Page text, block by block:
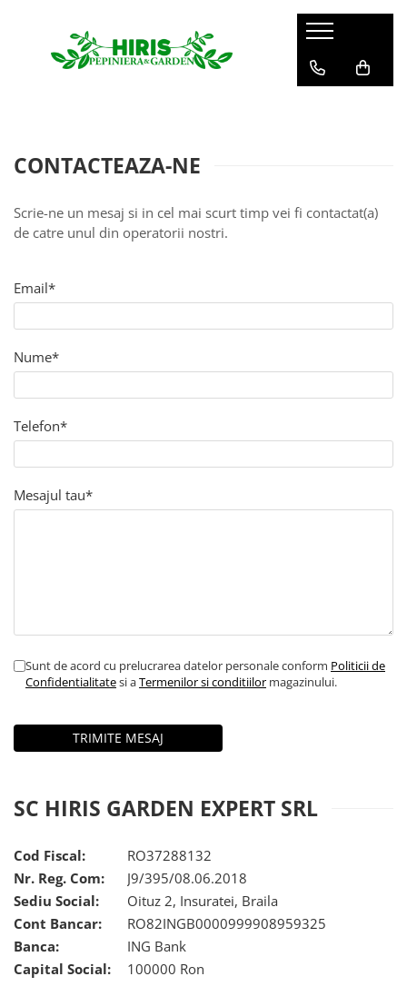
Servicii
profesionale
și gazon rulou
Mentenanță Spații Verzi pentru
Sisteme de irigații și aspersie –
montaj profesional
Curățenie spații exterioare
CONTACTEAZA-NE
Scrie-ne un mesaj si in cel mai scurt timp vei fi contactat(a)
de catre unul din operatorii nostri.
Email*
Nume*
Telefon*
Mesajul tau*
Sunt de acord cu prelucrarea datelor personale conform Politicii de
Confidentialitatesi aTermenilor si conditiilor magazinului.
SC HIRIS GARDEN EXPERT SRL
Cod Fiscal:
RO37288132
Nr. Reg. Com:
J9/395/08.06.2018
Sediu Social:
Oituz 2, Insuratei, Braila
Cont Bancar:
RO82INGB0000999908959325
Banca:
ING Bank
Capital Social:
100000 Ron